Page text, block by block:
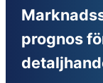
prognos